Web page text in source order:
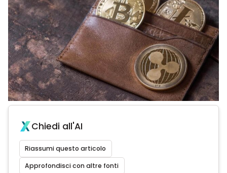
Chiedi all'AI
Riassumi questo articolo
Approfondisci con altre fonti